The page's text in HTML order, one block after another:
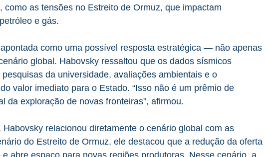
as tensões no Estreito de Ormuz, que impactam
e gás.
como uma possível resposta estratégica — não apenas
global. Habovsky ressaltou que os dados sísmicos
da universidade, avaliações ambientais e o
valor imediato para o Estado. “Isso não é um prêmio de
da exploração de novas fronteiras”, afirmou.
relacionou diretamente o cenário global com as
do Estreito de Ormuz, ele destacou que a redução da oferta
abre espaço para novas regiões produtoras. Nesse cenário, a